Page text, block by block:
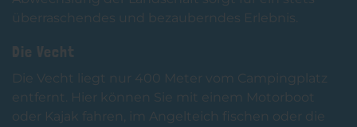
überraschendes und bezauberndes Erlebnis.
Die Vecht
Die Vecht liegt nur 400 Meter vom Campingplatz
entfernt. Hier können Sie mit einem Motorboot
oder Kajak fahren, im Angelteich fischen oder die